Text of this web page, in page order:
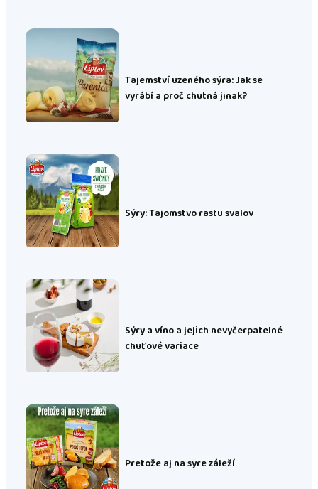
Tajemství uzeného sýra: Jak se
vyrábí a proč chutná jinak?
Sýry: Tajomstvo rastu svalov
Sýry a víno a jejich nevyčerpatelné
chuťové variace
Pretože aj na syre záleží